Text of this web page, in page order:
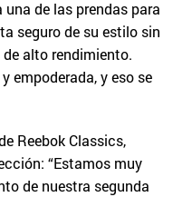
de las prendas para
seguro de su estilo sin
alto rendimiento.
empoderada, y eso se
Reebok Classics,
“Estamos muy
de nuestra segunda